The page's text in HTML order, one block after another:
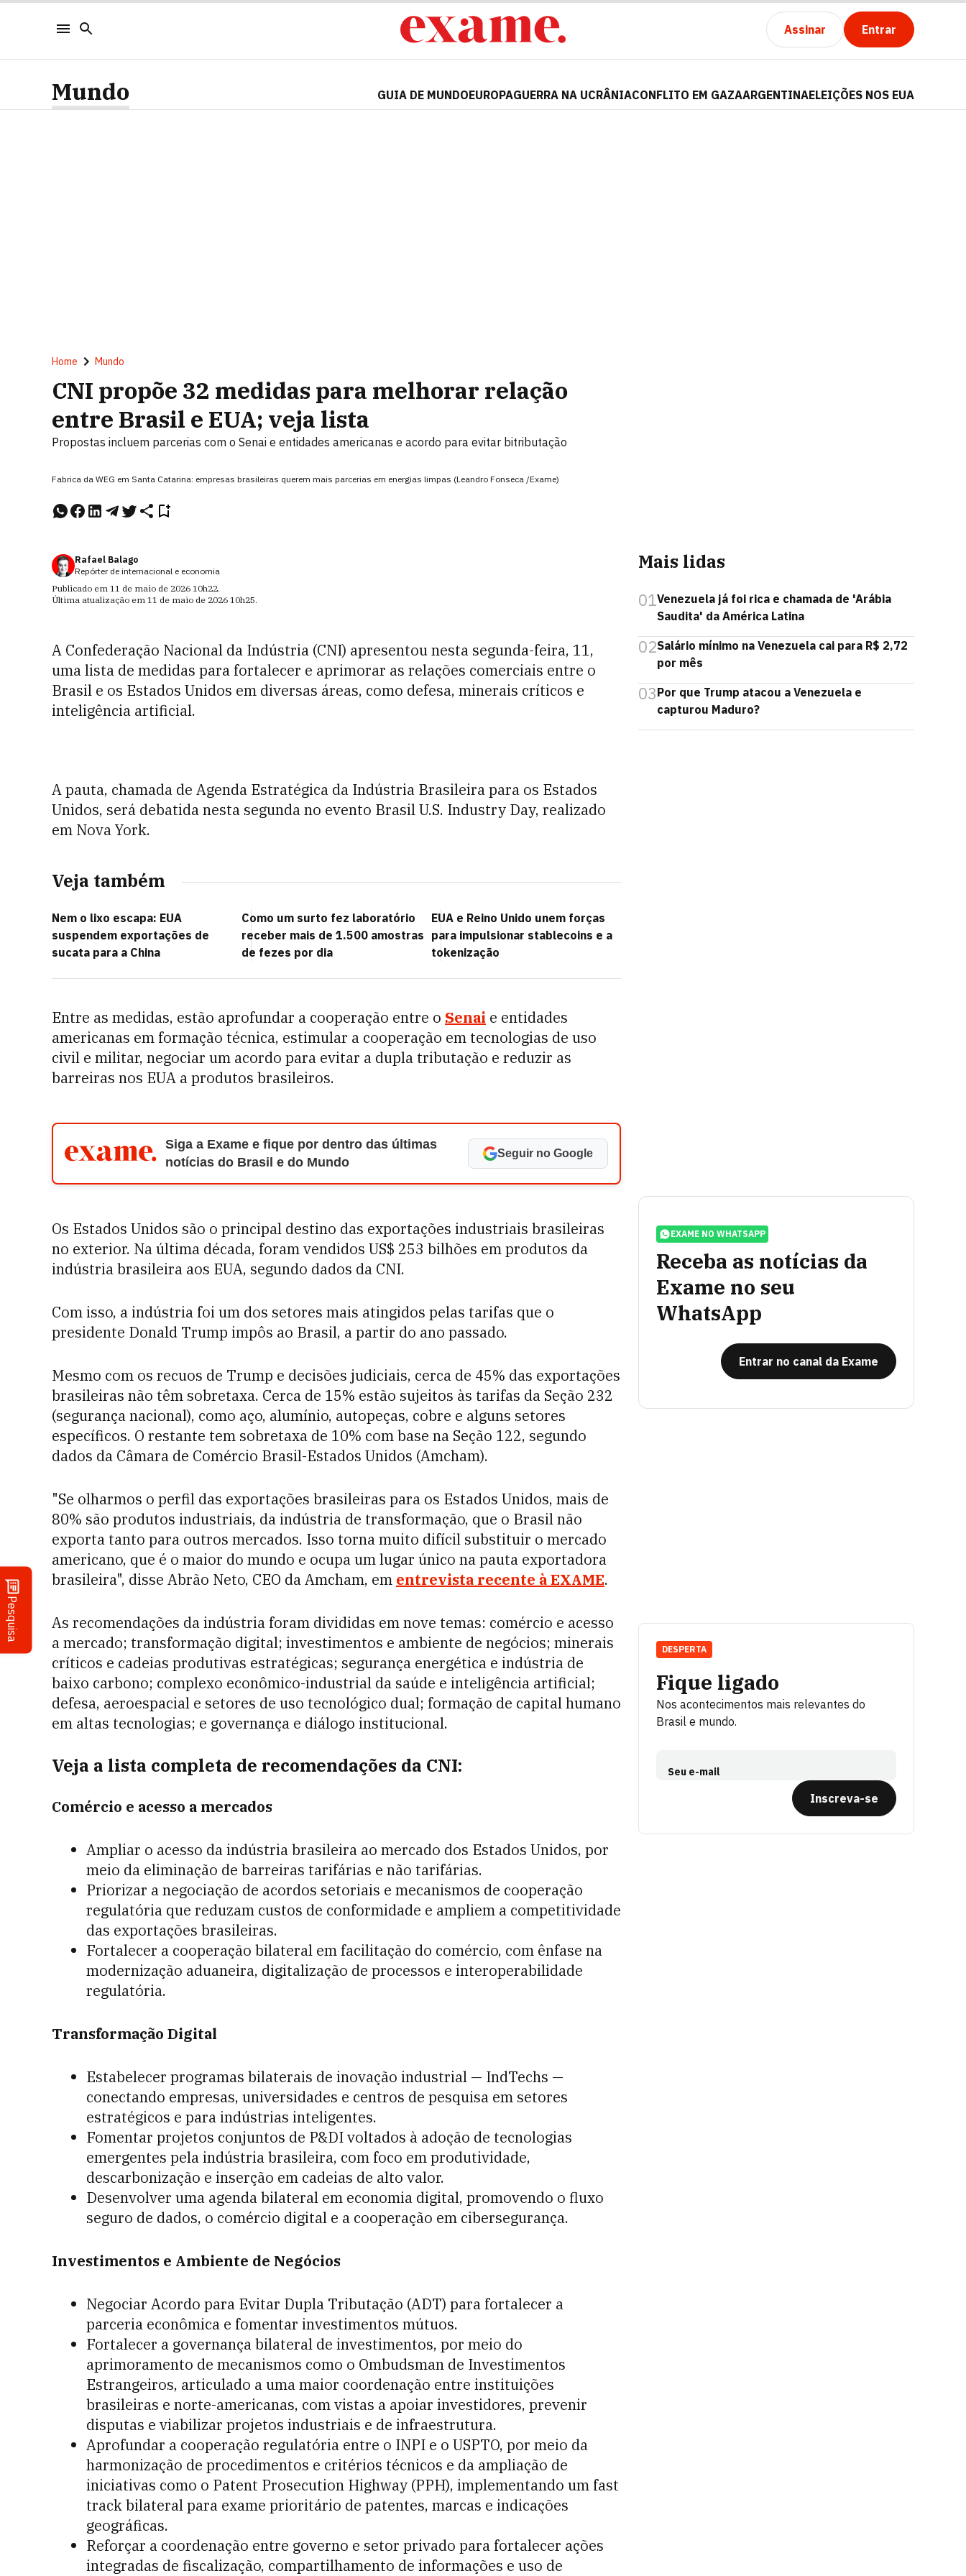
Assinar Entrar
Pesquisa
Mundo GUIA DE MUNDOEUROPAGUERRA NA UCRÂNIACONFLITO EM GAZAARGENTINAELEIÇÕES NOS EUA
Home Mundo
CNI propõe 32 medidas para melhorar relação
entre Brasil e EUA; veja lista
Propostas incluem parcerias com o Senai e entidades americanas e acordo para evitar bitributação
Fabrica da WEG em Santa Catarina: empresas brasileiras querem mais parcerias em energias limpas (Leandro Fonseca /Exame)
Rafael Balago
Repórter de internacional e economia
Publicado em 11 de maio de 2026 10h22.
Última atualização em 11 de maio de 2026 10h25.
A Confederação Nacional da Indústria (CNI) apresentou nesta segunda-feira, 11,
uma lista de medidas para fortalecer e aprimorar as relações comerciais entre o
Brasil e os Estados Unidos em diversas áreas, como defesa, minerais críticos e
inteligência artificial.
A pauta, chamada de Agenda Estratégica da Indústria Brasileira para os Estados
Unidos, será debatida nesta segunda no evento Brasil U.S. Industry Day, realizado
em Nova York.
Veja também
Nem o lixo escapa: EUA
suspendem exportações de
sucata para a China
Como um surto fez laboratório
receber mais de 1.500 amostras
de fezes por dia
EUA e Reino Unido unem forças
para impulsionar stablecoins e a
tokenização
Entre as medidas, estão aprofundar a cooperação entre o Senai e entidades
americanas em formação técnica, estimular a cooperação em tecnologias de uso
civil e militar, negociar um acordo para evitar a dupla tributação e reduzir as
barreiras nos EUA a produtos brasileiros.
Siga a Exame e fique por dentro das últimas
notícias do Brasil e do Mundo
Seguir no Google
Os Estados Unidos são o principal destino das exportações industriais brasileiras
no exterior. Na última década, foram vendidos US$ 253 bilhões em produtos da
indústria brasileira aos EUA, segundo dados da CNI.
Com isso, a indústria foi um dos setores mais atingidos pelas tarifas que o
presidente Donald Trump impôs ao Brasil, a partir do ano passado.
Mesmo com os recuos de Trump e decisões judiciais, cerca de 45% das exportações
brasileiras não têm sobretaxa. Cerca de 15% estão sujeitos às tarifas da Seção 232
(segurança nacional), como aço, alumínio, autopeças, cobre e alguns setores
específicos. O restante tem sobretaxa de 10% com base na Seção 122, segundo
dados da Câmara de Comércio Brasil-Estados Unidos (Amcham).
"Se olharmos o perfil das exportações brasileiras para os Estados Unidos, mais de
80% são produtos industriais, da indústria de transformação, que o Brasil não
exporta tanto para outros mercados. Isso torna muito difícil substituir o mercado
americano, que é o maior do mundo e ocupa um lugar único na pauta exportadora
brasileira", disse Abrão Neto, CEO da Amcham, em entrevista recente à EXAME.
As recomendações da indústria foram divididas em nove temas: comércio e acesso
a mercado; transformação digital; investimentos e ambiente de negócios; minerais
críticos e cadeias produtivas estratégicas; segurança energética e indústria de
baixo carbono; complexo econômico-industrial da saúde e inteligência artificial;
defesa, aeroespacial e setores de uso tecnológico dual; formação de capital humano
em altas tecnologias; e governança e diálogo institucional.
Veja a lista completa de recomendações da CNI:
Comércio e acesso a mercados
Ampliar o acesso da indústria brasileira ao mercado dos Estados Unidos, por
meio da eliminação de barreiras tarifárias e não tarifárias.
Priorizar a negociação de acordos setoriais e mecanismos de cooperação
regulatória que reduzam custos de conformidade e ampliem a competitividade
das exportações brasileiras.
Fortalecer a cooperação bilateral em facilitação do comércio, com ênfase na
modernização aduaneira, digitalização de processos e interoperabilidade
regulatória.
Transformação Digital
Estabelecer programas bilaterais de inovação industrial — IndTechs —
conectando empresas, universidades e centros de pesquisa em setores
estratégicos e para indústrias inteligentes.
Fomentar projetos conjuntos de P&DI voltados à adoção de tecnologias
emergentes pela indústria brasileira, com foco em produtividade,
descarbonização e inserção em cadeias de alto valor.
Desenvolver uma agenda bilateral em economia digital, promovendo o fluxo
seguro de dados, o comércio digital e a cooperação em cibersegurança.
Investimentos e Ambiente de Negócios
Negociar Acordo para Evitar Dupla Tributação (ADT) para fortalecer a
parceria econômica e fomentar investimentos mútuos.
Fortalecer a governança bilateral de investimentos, por meio do
aprimoramento de mecanismos como o Ombudsman de Investimentos
Estrangeiros, articulado a uma maior coordenação entre instituições
brasileiras e norte-americanas, com vistas a apoiar investidores, prevenir
disputas e viabilizar projetos industriais e de infraestrutura.
Aprofundar a cooperação regulatória entre o INPI e o USPTO, por meio da
harmonização de procedimentos e critérios técnicos e da ampliação de
iniciativas como o Patent Prosecution Highway (PPH), implementando um fast
track bilateral para exame prioritário de patentes, marcas e indicações
geográficas.
Reforçar a coordenação entre governo e setor privado para fortalecer ações
integradas de fiscalização, compartilhamento de informações e uso de
Mais lidas
01Venezuela já foi rica e chamada de 'Arábia
Saudita' da América Latina
02Salário mínimo na Venezuela cai para R$ 2,72
por mês
03Por que Trump atacou a Venezuela e
capturou Maduro?
EXAME NO WHATSAPP
Receba as notícias da
Exame no seu
WhatsApp
Entrar no canal da Exame
Fique ligado
Nos acontecimentos mais relevantes do
Brasil e mundo.
Seu e-mail
Inscreva-se
DESPERTA